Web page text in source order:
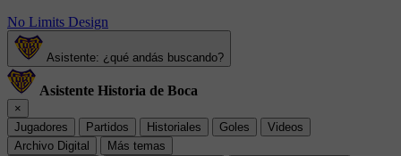
No Limits Design
Asistente: ¿qué andás buscando?
Asistente Historia de Boca
×
Jugadores
Partidos Historiales Goles
Videos
Archivo Digital
Más temas